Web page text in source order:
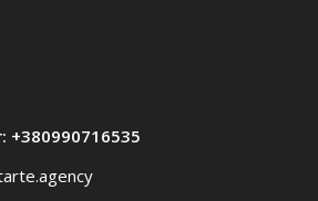
+380990716535